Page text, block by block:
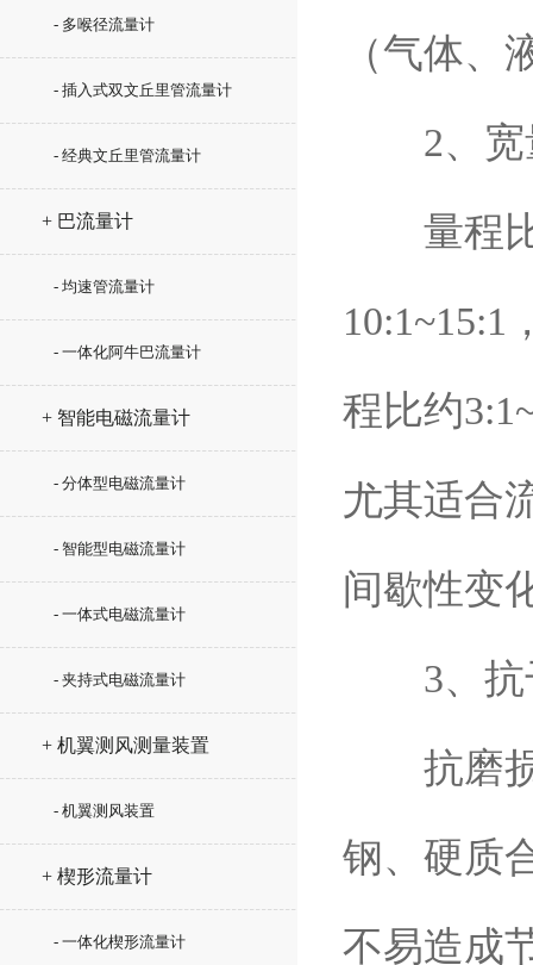
- 多喉径流量计
- 插入式双文丘里管流量计
- 经典文丘里管流量计
+ 巴流量计
- 均速管流量计
- 一体化阿牛巴流量计
+ 智能电磁流量计
- 分体型电磁流量计
- 智能型电磁流量计
- 一体式电磁流量计
- 夹持式电磁流量计
+ 机翼测风测量装置
- 机翼测风装置
+ 楔形流量计
- 一体化楔形流量计
（气体、
2、宽
量程比
程比约
尤其适合
间歇性变
3、抗
抗磨损
钢、硬质
不易造成